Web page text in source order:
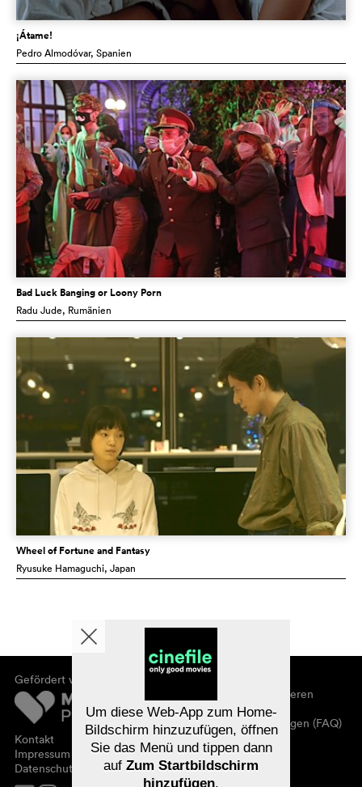
¡Átame!
Pedro Almodóvar, Spanien
Bad Luck Banging or Loony Porn
Radu Jude, Rumänien
Wheel of Fortune and Fantasy
Ryusuke Hamaguchi, Japan
Gefördert von
Kontakt
Impressum
Datenschutz
Registrieren/abonnieren
Newsletter
Häufig gestellte Fragen (FAQ)
Gutscheine
Um diese Web-App zum Home-
Bildschirm hinzuzufügen, öffnen
Sie das Menü und tippen dann
auf Zum Startbildschirm
hinzufügen.